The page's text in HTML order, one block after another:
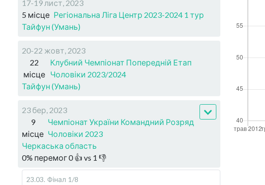
17-19 лист, 2023
5 місце Регіональна Ліга Центр 2023-2024 1 тур
Тайфун (Умань)
20-22 жовт, 2023
22
місце
Клубний Чемпіонат Попередній Етап
Чоловіки 2023/2024
Тайфун (Умань)
23 бер, 2023
9
місце
Чемпіонат України Командний Розряд
Чоловіки 2023
Черкаська область
0% перемог0👍 vs 1 👎
23.03. Фінал 1/8